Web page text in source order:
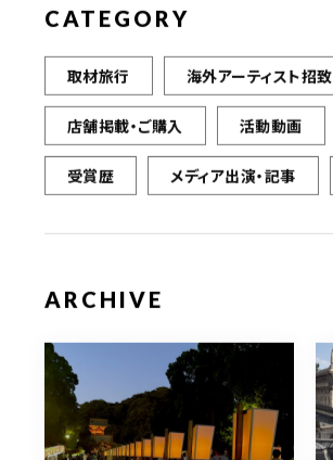
CATEGORY
取材旅行 海外アーティスト招致
店舗掲載・ご購入 活動動画
受賞歴 メディア出演・記事
ARCHIVE